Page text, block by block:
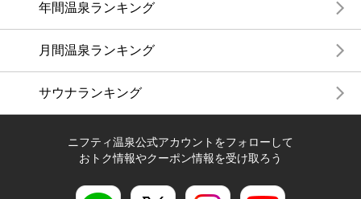
年間温泉ランキング
月間温泉ランキング
サウナランキング
ニフティ温泉公式アカウントをフォローして
おトク情報やクーポン情報を受け取ろう